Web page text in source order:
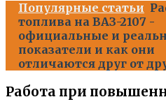
Популярные статьи
топлива на ВАЗ-2107 -
официальные и
показатели и как они
отличаются друг от
Работа при